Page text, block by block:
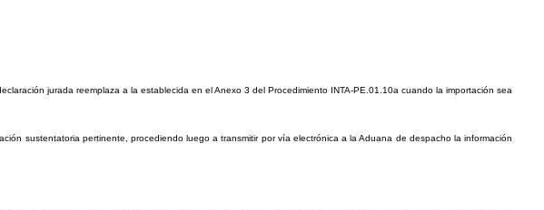
jurada reemplaza a la establecida en el Anexo 3 del Procedimiento INTA-PE.01.10a cuando la importación sea
sustentatoria pertinente, procediendo luego a transmitir por vía electrónica a la Aduana de despacho la información